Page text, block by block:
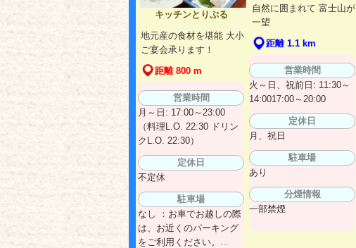
キッチンとりぷる
地元産の食材を堪能 大小
ご宴会承ります！
距離 800 m
営業時間
月～日: 17:00～23:00
（料理L.O. 22:30 ドリン
クL.O. 22:30）
定休日
不定休
駐車場
なし ：お車でお越しの際
は、お近くのパーキング
をご利用ください。...
自然に囲まれて 富士山が
一望
距離 1.1 km
営業時間
火～日、祝前日: 11:30～
14:0017:00～20:00
定休日
月、祝日
駐車場
あり
分煙情報
一部禁煙